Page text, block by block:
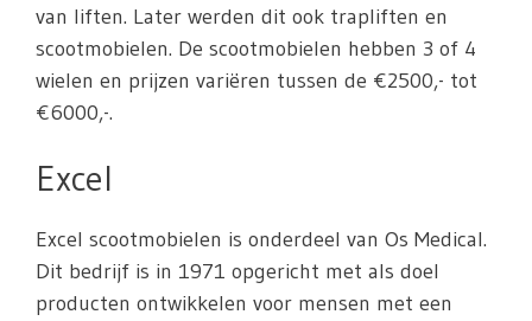
van liften. Later werden dit ook trapliften en
scootmobielen. De scootmobielen hebben 3 of 4
wielen en prijzen variëren tussen de €2500,- tot
€6000,-.
Excel
Excel scootmobielen is onderdeel van Os Medical.
Dit bedrijf is in 1971 opgericht met als doel
producten ontwikkelen voor mensen met een